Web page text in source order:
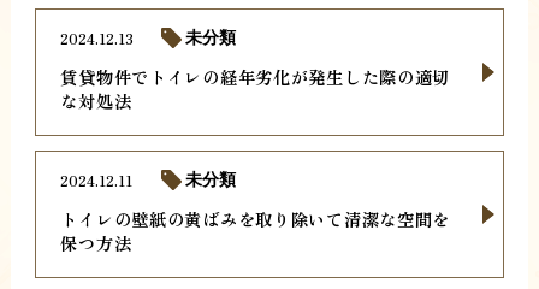
賃貸物件でトイレの経年劣化が発生した際の適切
な対処法
2024.12.13 未分類
トイレの壁紙の黄ばみを取り除いて清潔な空間を
保つ方法
2024.12.11 未分類